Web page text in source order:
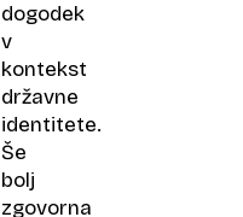
dogodek
v
kontekst
državne
identitete.
Še
bolj
zgovorna